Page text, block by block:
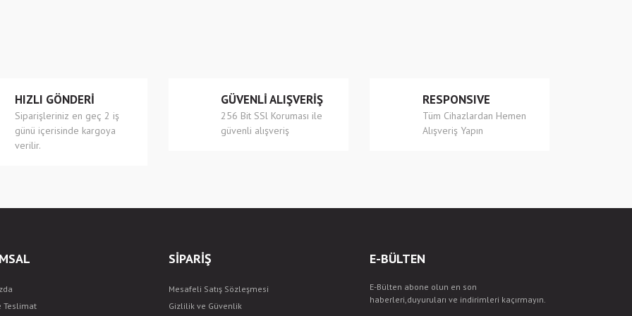
HIZLI GÖNDERİ
Siparişleriniz en geç 2 iş
günü içerisinde kargoya
verilir.
GÜVENLİ ALIŞVERİŞ
256 Bit SSl Koruması ile
güvenli alışveriş
RESPONSIVE
Tüm Cihazlardan Hemen
Alışveriş Yapın
Teslimat
SİPARİŞ
Mesafeli Satış Sözleşmesi
Gizlilik ve Güvenlik
E-BÜLTEN
E-Bülten abone olun en son
haberleri,duyuruları ve indirimleri kaçırmayın.